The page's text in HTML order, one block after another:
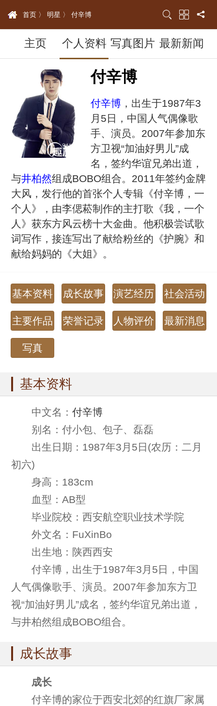
首页 〉 明星 〉 付辛博
主页 个人资料 写真图片 最新新闻
付辛博
付辛博 ，出生于1987年3
月5日，中国人气偶像歌
手、演员。2007年参加东
方卫视“加油好男儿”成
名，签约华谊兄弟出道，
与井柏然组成BOBO组合。2011年签约金牌
大风，发行他的首张个人专辑《付辛博，一
个人》，由李偲菘制作的主打歌《我，一个
人》获东方风云榜十大金曲。他积极尝试歌
词写作，接连写出了献给粉丝的《护腕》和
献给妈妈的《大姐》。
基本资料 成长故事 演艺经历 社会活动
主要作品 荣誉记录 人物评价 最新消息
写真
基本资料
中文名： 付辛博
别名：付小包、包子、磊磊
出生日期：1987年3月5日(农历：二月
初六)
身高：183cm
血型：AB型
毕业院校：西安航空职业技术学院
外文名：FuXinBo
出生地：陕西西安
付辛博，出生于1987年3月5日，中国
人气偶像歌手、演员。2007年参加东方卫
视“加油好男儿”成名，签约华谊兄弟出道，
与井柏然组成BOBO组合。
成长故事
成长
付辛博的家位于西安北郊的红旗厂家属